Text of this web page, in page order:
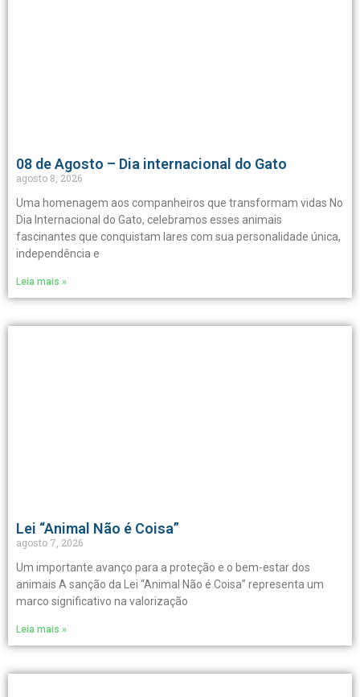
08 de Agosto – Dia internacional do Gato
agosto 8, 2026
Uma homenagem aos companheiros que transformam vidas No
Dia Internacional do Gato, celebramos esses animais
fascinantes que conquistam lares com sua personalidade única,
independência e
Leia mais »
Lei “Animal Não é Coisa”
agosto 7, 2026
Um importante avanço para a proteção e o bem-estar dos
animais A sanção da Lei “Animal Não é Coisa” representa um
marco significativo na valorização
Leia mais »